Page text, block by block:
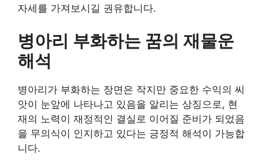
자세를 가져보시길 권유합니다.
병아리 부화하는 꿈의 재물운
해석
병아리가 부화하는 장면은 작지만 중요한 수익의 씨
앗이 눈앞에 나타나고 있음을 알리는 상징으로, 현
재의 노력이 재정적인 결실로 이어질 준비가 되었음
을 무의식이 인지하고 있다는 긍정적 해석이 가능합
니다.